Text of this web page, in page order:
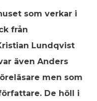
som verkar i
från
Lundqvist
även Anders
men som
De höll i